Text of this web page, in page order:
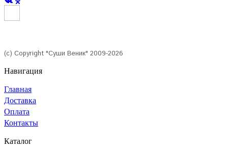
(с) Copyright "Суши Веник" 2009-2026
Навигация
Главная
Доставка
Оплата
Контакты
Каталог